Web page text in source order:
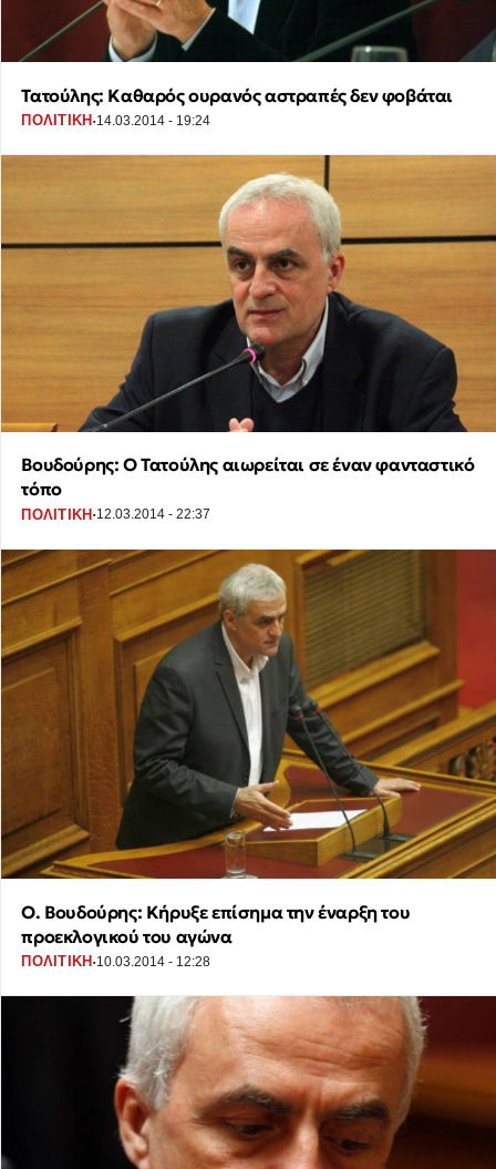
Τατούλης: Καθαρός ουρανός αστραπές δεν φοβάται
ΠΟΛΙΤΙΚΗ ·14.03.2014 - 19:24
Βουδούρης: Ο Τατούλης αιωρείται σε έναν φανταστικό
τόπο
ΠΟΛΙΤΙΚΗ ·12.03.2014 - 22:37
O. Bουδούρης: Κήρυξε επίσημα την έναρξη του
προεκλογικού του αγώνα
ΠΟΛΙΤΙΚΗ ·10.03.2014 - 12:28